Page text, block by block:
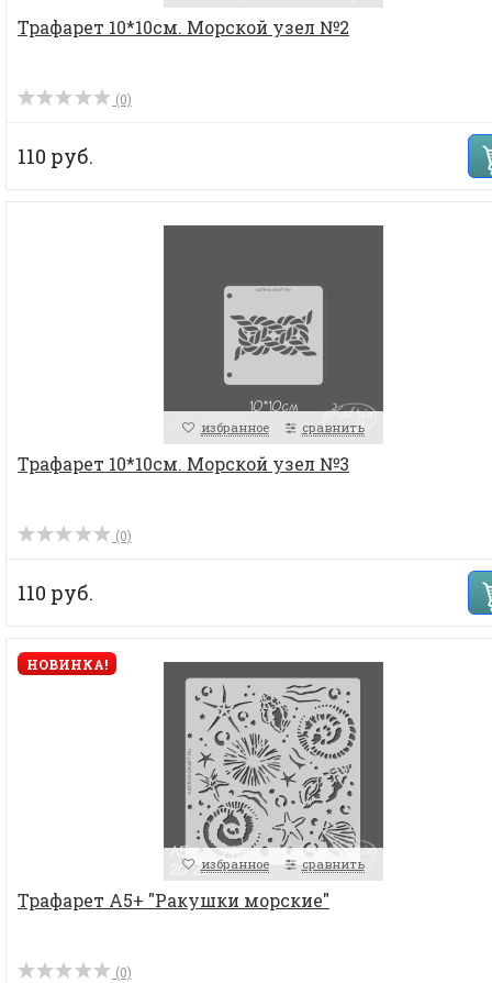
Трафарет 10*10см. Морской узел №2
(0)
110 руб.
избранное сравнить
Трафарет 10*10см. Морской узел №3
(0)
110 руб.
НОВИНКА!
избранное сравнить
Трафарет А5+ "Ракушки морские"
(0)